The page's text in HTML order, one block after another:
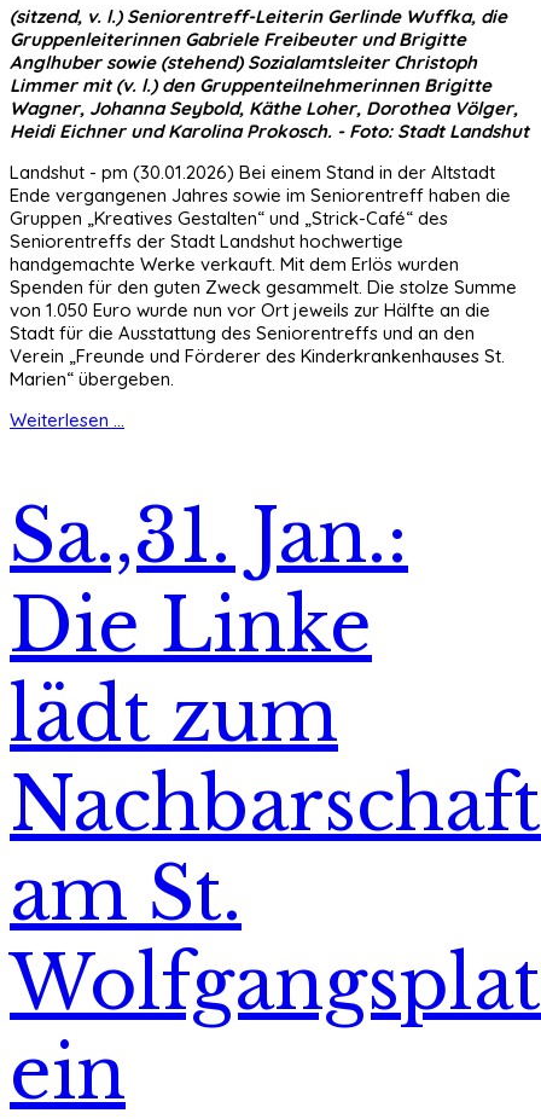
(sitzend, v. l.) Seniorentreff-Leiterin Gerlinde Wuffka, die
Gruppenleiterinnen Gabriele Freibeuter und Brigitte
Anglhuber sowie (stehend) Sozialamtsleiter Christoph
Limmer mit (v. l.) den Gruppenteilnehmerinnen Brigitte
Wagner, Johanna Seybold, Käthe Loher, Dorothea Völger,
Heidi Eichner und Karolina Prokosch. - Foto: Stadt Landshut
Landshut - pm (30.01.2026) Bei einem Stand in der Altstadt
Ende vergangenen Jahres sowie im Seniorentreff haben die
Gruppen „Kreatives Gestalten“ und „Strick-Café“ des
Seniorentreffs der Stadt Landshut hochwertige
handgemachte Werke verkauft. Mit dem Erlös wurden
Spenden für den guten Zweck gesammelt. Die stolze Summe
von 1.050 Euro wurde nun vor Ort jeweils zur Hälfte an die
Stadt für die Ausstattung des Seniorentreffs und an den
Verein „Freunde und Förderer des Kinderkrankenhauses St.
Marien“ übergeben.
Weiterlesen ...
Sa.,31. Jan.:
Die Linke
lädt zum
am St.
ein